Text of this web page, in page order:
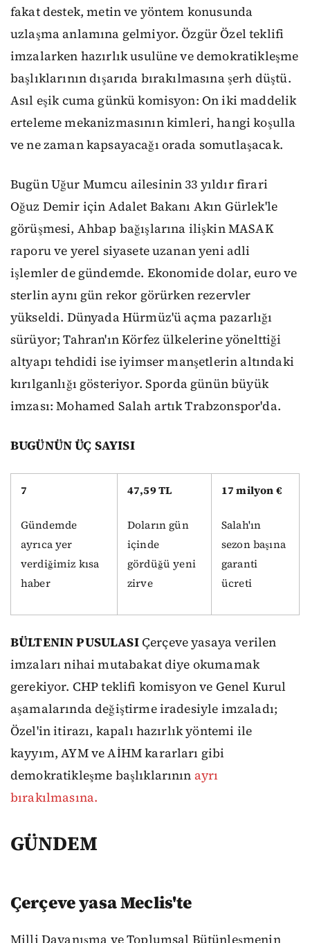
fakat destek, metin ve yöntem konusunda
uzlaşma anlamına gelmiyor. Özgür Özel teklifi
imzalarken hazırlık usulüne ve demokratikleşme
başlıklarının dışarıda bırakılmasına şerh düştü.
Asıl eşik cuma günkü komisyon: On iki maddelik
erteleme mekanizmasının kimleri, hangi koşulla
ve ne zaman kapsayacağı orada somutlaşacak.
Bugün Uğur Mumcu ailesinin 33 yıldır firari
Oğuz Demir için Adalet Bakanı Akın Gürlek'le
görüşmesi, Ahbap bağışlarına ilişkin MASAK
raporu ve yerel siyasete uzanan yeni adli
işlemler de gündemde. Ekonomide dolar, euro ve
sterlin aynı gün rekor görürken rezervler
yükseldi. Dünyada Hürmüz'ü açma pazarlığı
sürüyor; Tahran'ın Körfez ülkelerine yönelttiği
altyapı tehdidi ise iyimser manşetlerin altındaki
kırılganlığı gösteriyor. Sporda günün büyük
imzası: Mohamed Salah artık Trabzonspor'da.
BUGÜNÜN ÜÇ SAYISI
7
Gündemde
ayrıca yer
verdiğimiz kısa
haber
47,59 TL
Doların gün
içinde
gördüğü yeni
zirve
17 milyon €
Salah'ın
sezon başına
garanti
ücreti
BÜLTENIN PUSULASIÇerçeve yasaya verilen
imzaları nihai mutabakat diye okumamak
gerekiyor. CHP teklifi komisyon ve Genel Kurul
aşamalarında değiştirme iradesiyle imzaladı;
Özel'in itirazı, kapalı hazırlık yöntemi ile
kayyım, AYM ve AİHM kararları gibi
demokratikleşme başlıklarının ayrı
bırakılmasına.
GÜNDEM
Çerçeve yasa Meclis'te
Milli Dayanışma ve Toplumsal Bütünleşmenin